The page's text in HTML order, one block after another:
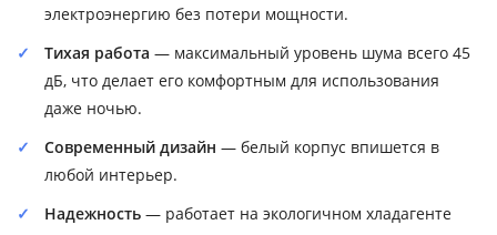
электроэнергию без потери мощности.
Тихая работа — максимальный уровень шума всего 45
дБ, что делает его комфортным для использования
даже ночью.
Современный дизайн — белый корпус впишется в
любой интерьер.
Надежность — работает на экологичном хладагенте